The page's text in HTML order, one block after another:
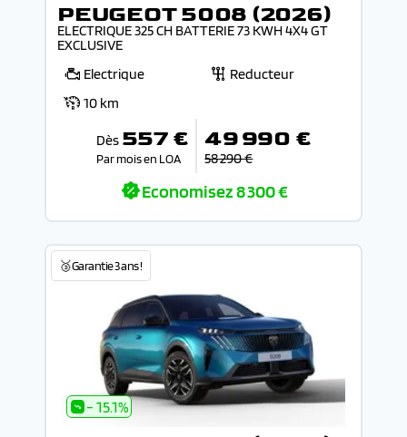
PEUGEOT 5008 (2026)
ELECTRIQUE 325 CH BATTERIE 73 KWH 4X4 GT
EXCLUSIVE
Electrique
Reducteur
10 km
Dès 557 €
Par mois en LOA
49 990 €
58 290 €
Economisez8 300 €
🥉Garantie 3 ans !
- 15.1%